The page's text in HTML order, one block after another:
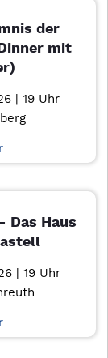
der
mit
| 19 Uhr
Das Haus
| 19 Uhr